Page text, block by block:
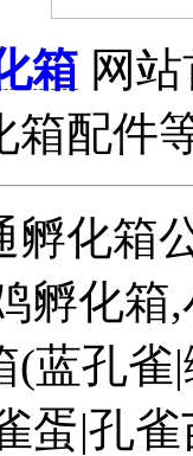
箱 网
箱配件
孵化箱
孵化箱
(蓝孔雀
蛋|孔